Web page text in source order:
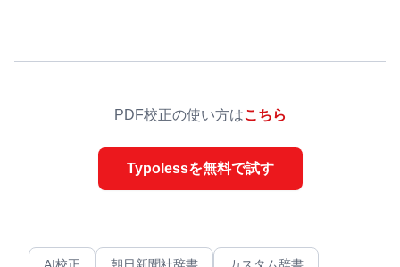
PDF校正の使い方はこちら
Typolessを無料で試す